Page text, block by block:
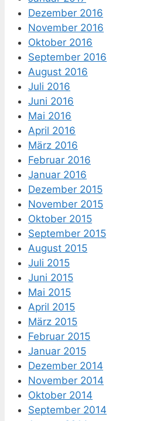
Dezember 2016
November 2016
Oktober 2016
September 2016
August 2016
Juli 2016
Juni 2016
Mai 2016
April 2016
März 2016
Februar 2016
Januar 2016
Dezember 2015
November 2015
Oktober 2015
September 2015
August 2015
Juli 2015
Juni 2015
Mai 2015
April 2015
März 2015
Februar 2015
Januar 2015
Dezember 2014
November 2014
Oktober 2014
September 2014